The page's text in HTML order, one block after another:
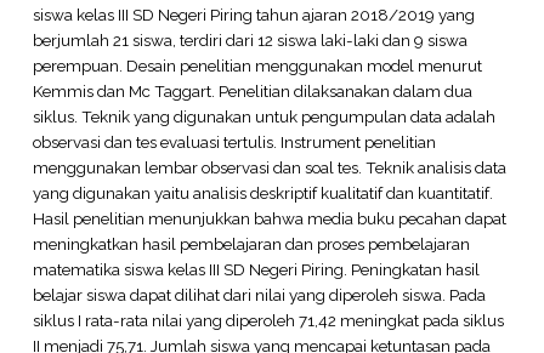
siswa kelas III SD Negeri Piring tahun ajaran 2018/2019 yang
berjumlah 21 siswa, terdiri dari 12 siswa laki-laki dan 9 siswa
perempuan. Desain penelitian menggunakan model menurut
Kemmis dan Mc Taggart. Penelitian dilaksanakan dalam dua
siklus. Teknik yang digunakan untuk pengumpulan data adalah
observasi dan tes evaluasi tertulis. Instrument penelitian
menggunakan lembar observasi dan soal tes. Teknik analisis data
yang digunakan yaitu analisis deskriptif kualitatif dan kuantitatif.
Hasil penelitian menunjukkan bahwa media buku pecahan dapat
meningkatkan hasil pembelajaran dan proses pembelajaran
matematika siswa kelas III SD Negeri Piring. Peningkatan hasil
belajar siswa dapat dilihat dari nilai yang diperoleh siswa. Pada
siklus I rata-rata nilai yang diperoleh 71,42 meningkat pada siklus
II menjadi 75,71. Jumlah siswa yang mencapai ketuntasan pada